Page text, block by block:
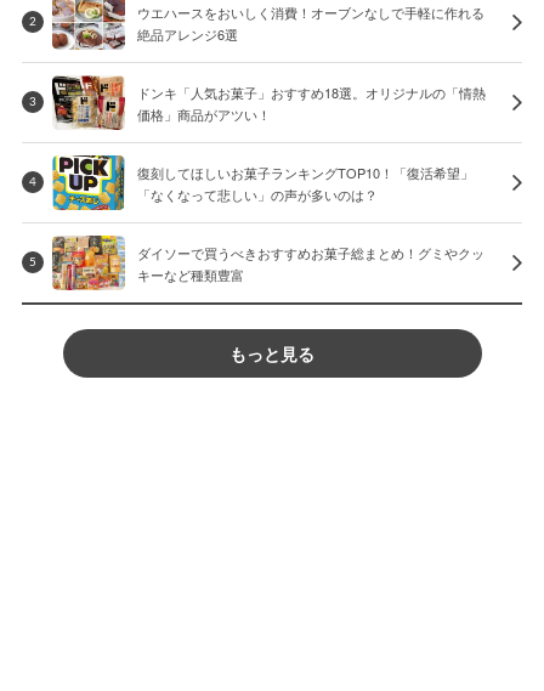
2
ウエハースをおいしく消費！オーブンなしで手軽に作れる
絶品アレンジ6選
3
ドンキ「人気お菓子」おすすめ18選。オリジナルの「情熱
価格」商品がアツい！
4
復刻してほしいお菓子ランキングTOP10！「復活希望」
「なくなって悲しい」の声が多いのは？
5
ダイソーで買うべきおすすめお菓子総まとめ！グミやクッ
キーなど種類豊富
もっと見る